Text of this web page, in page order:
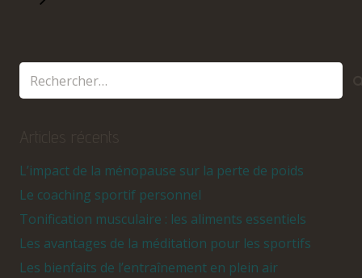
L’impact de la ménopause sur la perte de poids
Le coaching sportif personnel
Tonification musculaire : les aliments essentiels
Les avantages de la méditation pour les sportifs
Les bienfaits de l’entraînement en plein air